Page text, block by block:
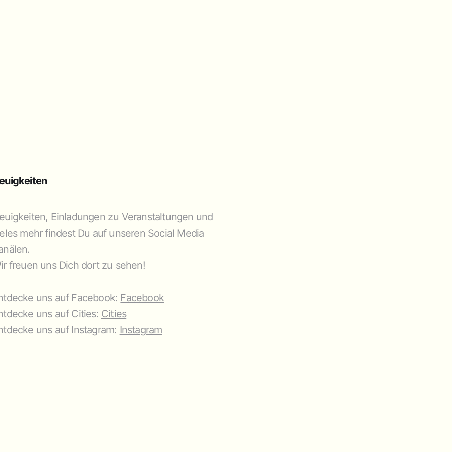
Einladungen zu Veranstaltungen und
mehr findest Du auf unseren Social Media
freuen uns Dich dort zu sehen!
uns auf Facebook: Facebook
uns auf Cities: Cities
uns auf Instagram: Instagram